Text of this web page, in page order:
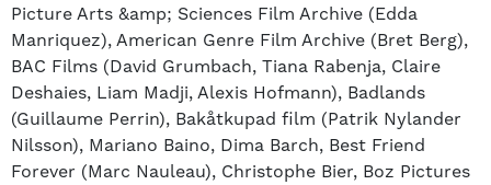
Picture Arts &amp; Sciences Film Archive (Edda
Manriquez), American Genre Film Archive (Bret Berg),
BAC Films (David Grumbach, Tiana Rabenja, Claire
Deshaies, Liam Madji, Alexis Hofmann), Badlands
(Guillaume Perrin), Bakåtkupad film (Patrik Nylander
Nilsson), Mariano Baino, Dima Barch, Best Friend
Forever (Marc Nauleau), Christophe Bier, Boz Pictures